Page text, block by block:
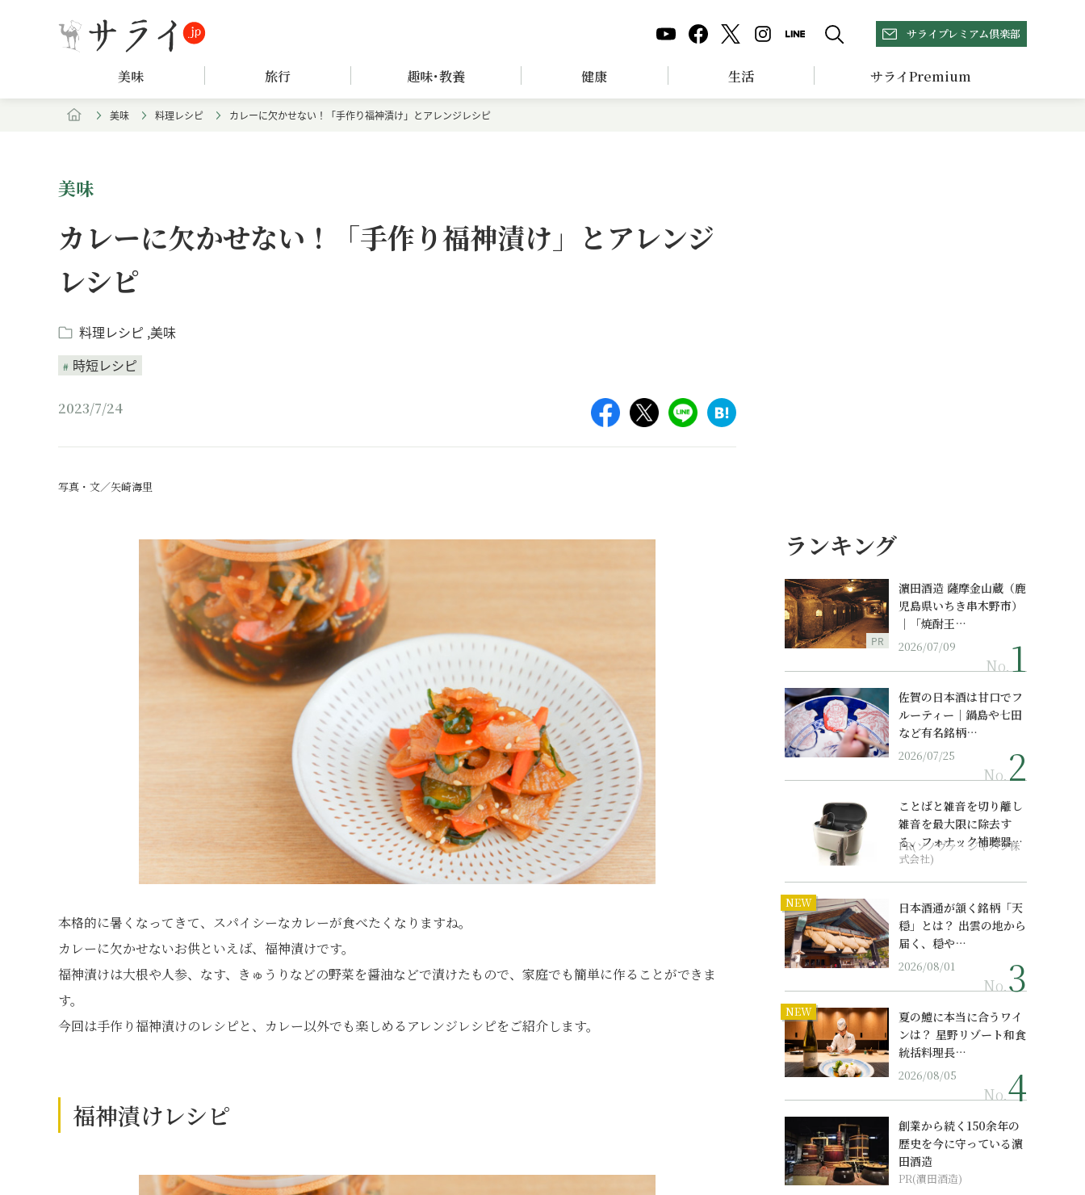
サライプレミアム倶楽部
美味 旅行 趣味･教養 健康 生活 サライPremium
美味 料理レシピ カレーに欠かせない！「手作り福神漬け」とアレンジレシピ
美味
カレーに欠かせない！「手作り福神漬け」とアレンジ
レシピ
料理レシピ 美味
時短レシピ
2023/7/24
写真・文／矢崎海里
本格的に暑くなってきて、スパイシーなカレーが食べたくなりますね。
カレーに欠かせないお供といえば、福神漬けです。
福神漬けは大根や人参、なす、きゅうりなどの野菜を醤油などで漬けたもので、家庭でも簡単に作ることができま
す。
今回は手作り福神漬けのレシピと、カレー以外でも楽しめるアレンジレシピをご紹介します。
福神漬けレシピ
ランキング
PR
濵田酒造 薩摩金山蔵（鹿
児島県いちき串木野市）
｜「焼酎王…
2026/07/09
No.
佐賀の日本酒は甘口でフ
ルーティー｜鍋島や七田
など有名銘柄…
2026/07/25
No.
ことばと雑音を切り離し
雑音を最大限に除去す
る、フォナック補聴器の
最上位モデル
PR(ソノヴァ・ジャパン株
式会社)
NEW
日本酒通が頷く銘柄「天
穏」とは？ 出雲の地から
届く、穏や…
2026/08/01
No.
NEW
夏の鱧に本当に合うワイ
ンは？ 星野リゾート和食
統括料理長…
2026/08/05
No.
創業から続く150余年の
歴史を今に守っている濵
田酒造
PR(濵田酒造)